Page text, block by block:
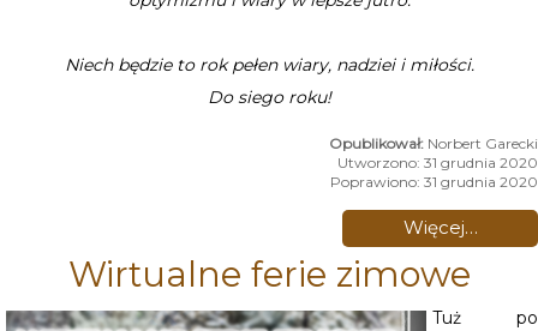
Niech będzie to rok pełen wiary, nadziei i miłości.
Do siego roku!
Norbert Garecki
Utworzono: 31 grudnia 2020
Poprawiono: 31 grudnia 2020
Więcej…
Wirtualne ferie zimowe
Tuż po